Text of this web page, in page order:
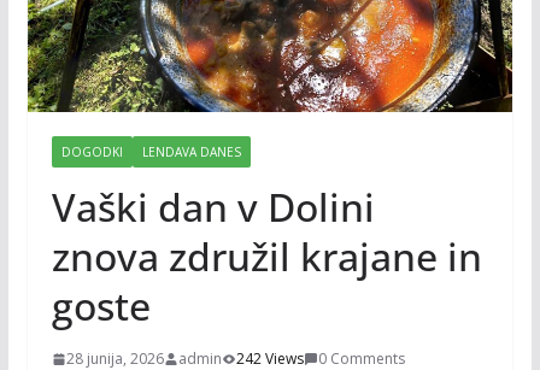
DOGODKI LENDAVA DANES
Vaški dan v Dolini
znova združil krajane in
goste
28 junija, 2026 admin 242 Views 0 Comments